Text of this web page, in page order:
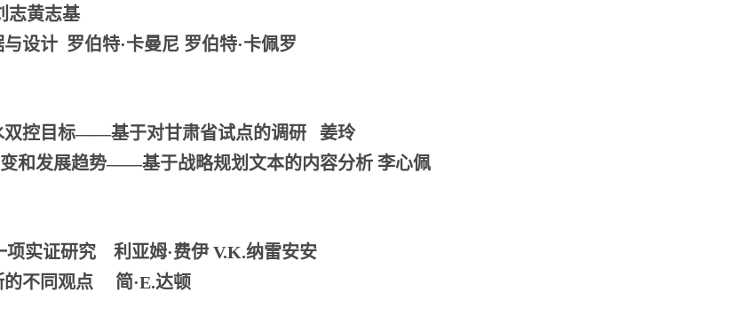
志黄志基
与设计 罗伯特·卡曼尼 罗伯特·卡佩罗
双控目标——基于对甘肃省试点的调研
姜玲
变和发展趋势——基于战略规划文本的内容分析 李心佩
项实证研究 利亚姆·费伊 V.K.纳雷安安
的不同观点 简·E.达顿